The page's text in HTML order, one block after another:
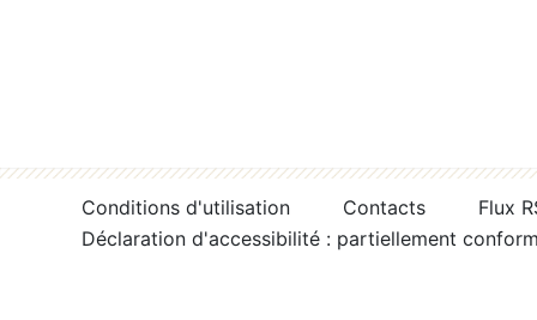
Conditions d'utilisation Contacts
Flux
Déclaration d'accessibilité : partiellement